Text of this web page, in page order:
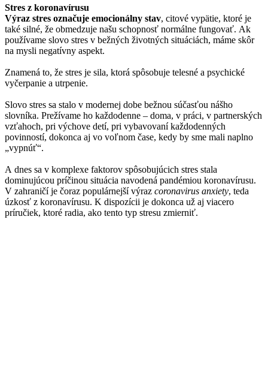
Stres z koronavírusu
Výraz stres označuje emocionálny stav, citové vypätie, ktoré je
také silné, že obmedzuje našu schopnosť normálne fungovať. Ak
používame slovo stres v bežných životných situáciách, máme skôr
na mysli negatívny aspekt.
Znamená to, že stres je sila, ktorá spôsobuje telesné a psychické
vyčerpanie a utrpenie.
Slovo stres sa stalo v modernej dobe bežnou súčasťou nášho
slovníka. Prežívame ho každodenne – doma, v práci, v partnerských
vzťahoch, pri výchove detí, pri vybavovaní každodenných
povinností, dokonca aj vo voľnom čase, kedy by sme mali naplno
„vypnúť“.
A dnes sa v komplexe faktorov spôsobujúcich stres stala
dominujúcou príčinou situácia navodená pandémiou koronavírusu.
V zahraničí je čoraz populárnejší výraz coronavirus anxiety, teda
úzkosť z koronavírusu. K dispozícii je dokonca už aj viacero
príručiek, ktoré radia, ako tento typ stresu zmierniť.